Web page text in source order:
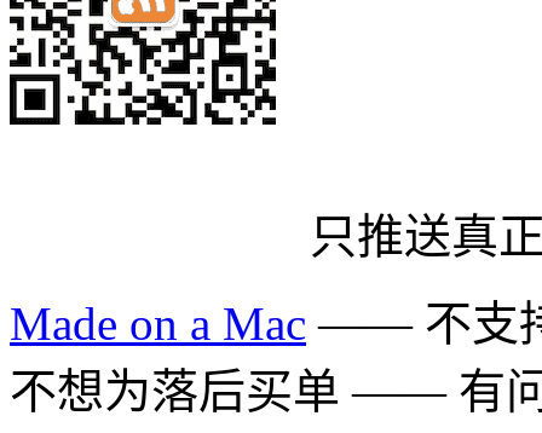
只推送真
Made on a Mac —— 不支
不想为落后买单 —— 有